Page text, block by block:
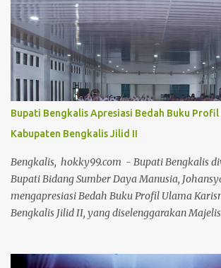
Bupati Bengkalis Apresiasi Bedah Buku
Kabupaten Bengkalis Jilid II
Bengkalis, hokky99.com - Bupati Bengkalis
Bupati Bidang Sumber Daya Manusia,
mengapresiasi Bedah Buku Profil Ulama
Bengkalis Jilid II, yang diselenggarakan
during dengan menghadirkan berbagai tokoh